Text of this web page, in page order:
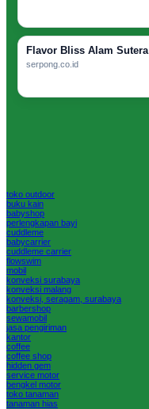
Flavor Bliss Alam Sutera
serpong.co.id
toko outdoor
buku kain
babyshop
perlengkapan bayi
cuddleme
babycarrier
cuddleme carrier
flowswim
mobil
konveksi surabaya
konveksi malang
konveksi, seragam, surabaya
barbershop
sewamobil
jasa pengiriman
kantor
coffee
coffee shop
hidden gem
service motor
bengkel motor
toko tanaman
tanaman hias